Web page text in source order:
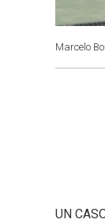
Marcelo
UN